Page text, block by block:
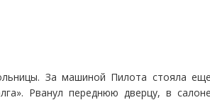
За машиной Пилота стояла
Рванул переднюю дверцу, в